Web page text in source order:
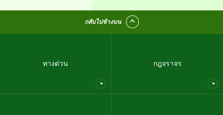
กลับไปข้างบน
ทางด่วน กฎจราจร